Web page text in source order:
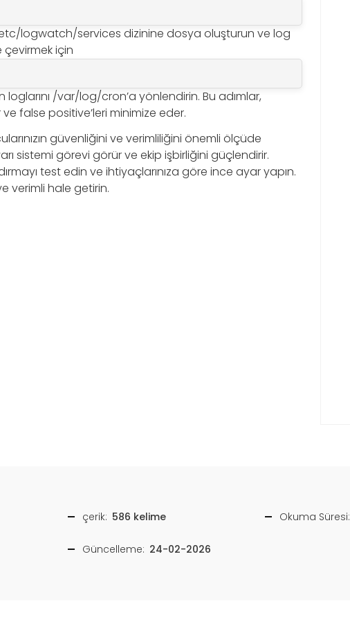
etc/logwatch/services dizinine dosya oluşturun ve log
çevirmek için
loglarını /var/log/cron’a yönlendirin. Bu adımlar,
false positive’leri minimize eder.
güvenliğini ve verimliliğini önemli ölçüde
sistemi görevi görür ve ekip işbirliğini güçlendirir.
test edin ve ihtiyaçlarınıza göre ince ayar yapın.
verimli hale getirin.
çerik: 586 kelime Okuma Süresi:
Güncelleme: 24-02-2026